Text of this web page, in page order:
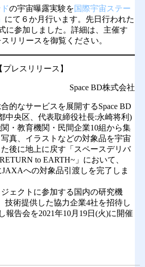
の宇宙曝露実験を国際宇宙ステー
にて６か月行います。先日行われた
に参加しました。詳細は、主催す
リリースを御覧ください。
プレスリリース】
Space BD株式会社
的なサービスを展開するSpace BD
中央区、代表取締役社長:永崎将利)
・教育機関・民間企業10組から集
真、イラストなどの対象品を宇宙
後に地上に戻す「スペースデリバ
to EARTH~」において、
JAXAへの対象品引渡しを完了しま
ェクトに参加する国内の研究機
技術提供した協力企業4社を招待し
報告会を2021年10月19日(火)に開催